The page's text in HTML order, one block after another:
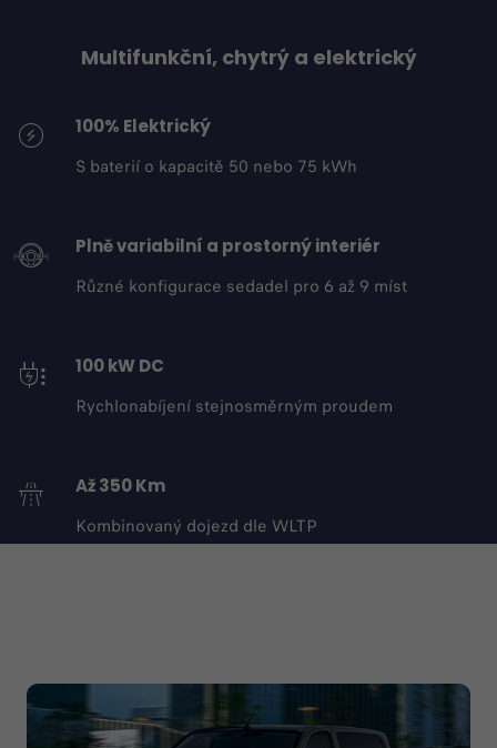
Multifunkční, chytrý a elektrický
100% Elektrický
S baterií o kapacitě 50 nebo 75 kWh
Plně variabilní a prostorný interiér
Různé konfigurace sedadel pro 6 až 9 míst
100 kW DC
Rychlonabíjení stejnosměrným proudem
Až 350 Km
Kombinovaný dojezd dle WLTP